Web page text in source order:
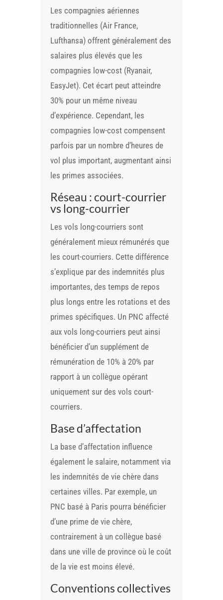
Les compagnies aériennes
traditionnelles (Air France,
Lufthansa) offrent généralement des
salaires plus élevés que les
compagnies low-cost (Ryanair,
EasyJet). Cet écart peut atteindre
30% pour un même niveau
d’expérience. Cependant, les
compagnies low-cost compensent
parfois par un nombre d’heures de
vol plus important, augmentant ainsi
les primes associées.
Réseau : court-courrier
vs long-courrier
Les vols long-courriers sont
généralement mieux rémunérés que
les court-courriers. Cette différence
s’explique par des indemnités plus
importantes, des temps de repos
plus longs entre les rotations et des
primes spécifiques. Un PNC affecté
aux vols long-courriers peut ainsi
bénéficier d’un supplément de
rémunération de 10% à 20% par
rapport à un collègue opérant
uniquement sur des vols court-
courriers.
Base d’affectation
La base d’affectation influence
également le salaire, notamment via
les indemnités de vie chère dans
certaines villes. Par exemple, un
PNC basé à Paris pourra bénéficier
d’une prime de vie chère,
contrairement à un collègue basé
dans une ville de province où le coût
de la vie est moins élevé.
Conventions collectives